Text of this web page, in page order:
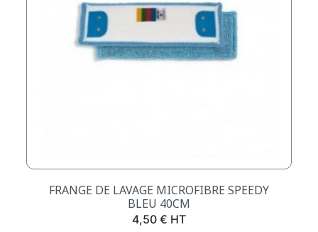
FRANGE DE LAVAGE MICROFIBRE SPEEDY
BLEU 40CM
Prix
4,50 € HT